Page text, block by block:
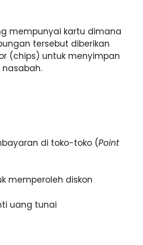
mempunyai kartu dimana
tersebut diberikan
(chips) untuk menyimpan
di toko-toko (Point
diskon
tunai